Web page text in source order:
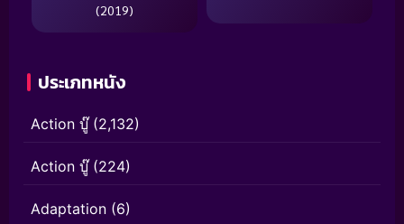
(2019)
ประเภทหนัง
Action บู๊(2,132)
Action บู๊(224)
Adaptation (6)